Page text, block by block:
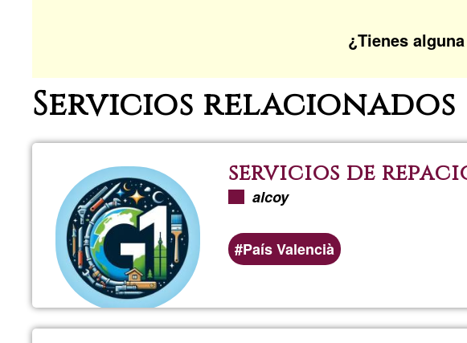
¿Tienes
Servicios relacionados
servicios de
alcoy
País Valencià